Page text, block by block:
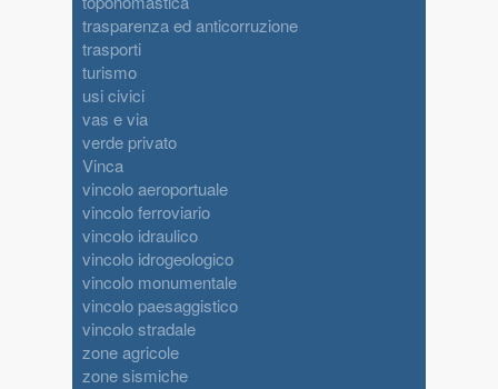
trasparenza ed anticorruzione
trasporti
turismo
usi civici
vas e via
verde privato
Vinca
vincolo aeroportuale
vincolo ferroviario
vincolo idraulico
vincolo idrogeologico
vincolo monumentale
vincolo paesaggistico
vincolo stradale
zone agricole
zone sismiche